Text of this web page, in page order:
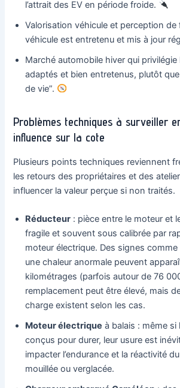
l’attrait des EV en période froide.
Valorisation véhicule et perception de
véhicule est entretenu et mis à jour
Marché automobile hiver qui privilégie
adaptés et bien entretenus, plutôt
de vie”.
Problèmes techniques à surveiller
influence sur la cote
Plusieurs points techniques reviennent
les retours des propriétaires et des
influencer la valeur perçue si non traités.
Réducteur : pièce entre le moteur et
fragile et souvent sous calibrée par
moteur électrique. Des signes
une chaleur anormale peuvent
kilométrages (parfois autour de 76
remplacement peut être élevé, mais
charge existent selon les cas.
Moteur électrique à balais : même
conçus pour durer, leur usure est
impacter l’endurance et la réactivité
mouillée ou verglacée.